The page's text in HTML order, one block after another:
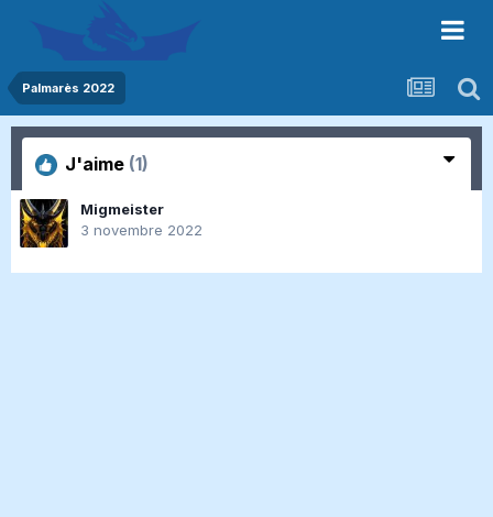
Palmarès 2022
J'aime (1)
Migmeister
3 novembre 2022